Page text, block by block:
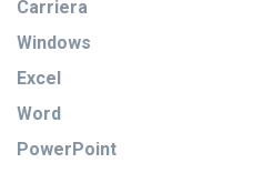
Carriera
Windows
Excel
Word
PowerPoint